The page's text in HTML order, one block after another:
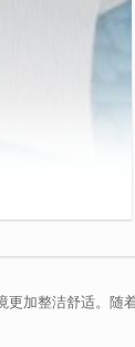
更加整洁舒适。随